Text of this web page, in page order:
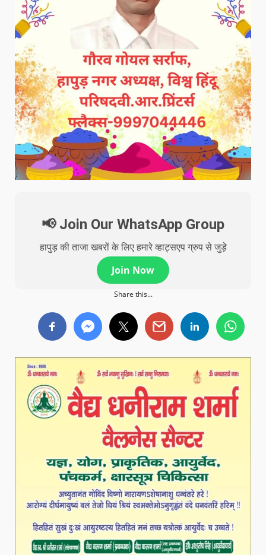
📢 Join Our WhatsApp Group
हापुड़ की ताजा खबरों के लिए हमारे व्हाट्सएप ग्रुप से जुड़े
Join Now
Share this...